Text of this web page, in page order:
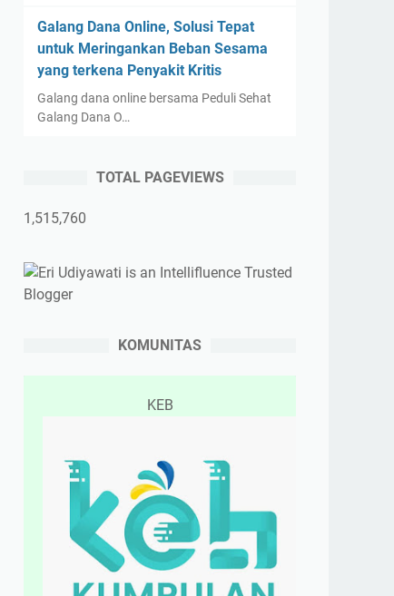
Galang Dana Online, Solusi Tepat
untuk Meringankan Beban Sesama
yang terkena Penyakit Kritis
Galang dana online bersama Peduli Sehat
Galang Dana O…
TOTAL PAGEVIEWS
1,515,760
KOMUNITAS
KEB